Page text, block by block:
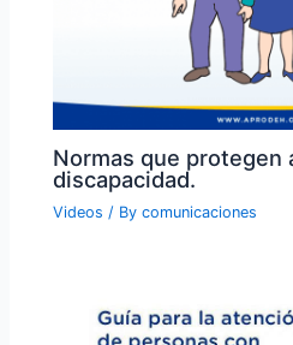
Normas que protegen
discapacidad.
Videos / Bycomunicaciones